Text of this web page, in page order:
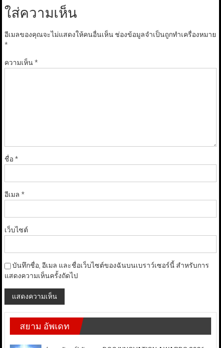
ใส่ความเห็น
อีเมลของคุณจะไม่แสดงให้คนอื่นเห็น ช่องข้อมูลจำเป็นถูกทำเครื่องหมาย
*
ความเห็น*
ชื่อ*
อีเมล *
เว็บไซต์
บันทึกชื่อ, อีเมล และชื่อเว็บไซต์ของฉันบนเบราว์เซอร์นี้ สำหรับการ
แสดงความเห็นครั้งถัดไป
สยาม อัพเดท